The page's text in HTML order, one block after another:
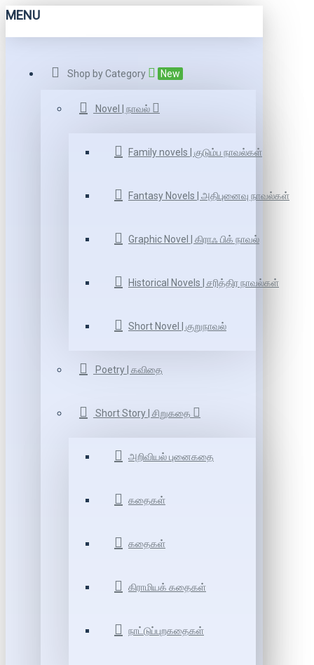
MENU
Shop by Category New
Novel | நாவல்
Family novels | குடும்ப நாவல்கள்
Fantasy Novels | அதிபுனைவு நாவல்கள்
Graphic Novel | கிராஃ பிக் நாவல்
Historical Novels | சரித்திர நாவல்கள்
Short Novel | குறுநாவல்
Poetry | கவிதை
Short Story | சிறுகதை
அறிவியல் புனைகதை
கதைகள்
கதைகள்
கிராமியக் கதைகள்
நாட்டுப்புறகதைகள்